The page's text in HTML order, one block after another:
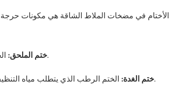
الأختام في مضخات الملاط الشاقة هي مكونات
ختم الملحق:الختم الجاف الذي يلغي الحاجة إلى مسح الماء باستخدام قوة الطرد المركزي لإنشاء ختم.
ختم الغدة:الختم الرطب الذي يتطلب مياه التنظيف النظيفة للحفاظ على ختم حول العمود ، مما يوفر الموثوقية في التطبيقات الكاشطة.